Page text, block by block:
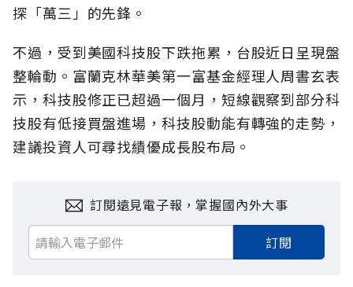
探「萬三」的先鋒。
不過，受到美國科技股下跌拖累，台股近日呈現盤
整輪動。富蘭克林華美第一富基金經理人周書玄表
示，科技股修正已超過一個月，短線觀察到部分科
技股有低接買盤進場，科技股動能有轉強的走勢，
建議投資人可尋找績優成長股布局。
訂閱遠見電子報，掌握國內外大事
訂閱